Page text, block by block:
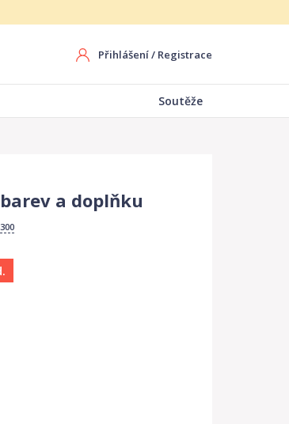
Přihlášení/ Registrace
Soutěže
a doplňku
300